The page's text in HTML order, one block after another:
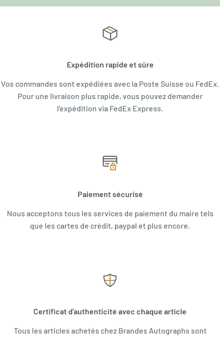
Expédition rapide et sûre
Vos commandes sont expédiées avec la Poste Suisse ou FedEx.
Pour une livraison plus rapide, vous pouvez demander
l'expédition via FedEx Express.
Paiement sécurisé
Nous acceptons tous les services de paiement du maire tels
que les cartes de crédit, paypal et plus encore.
Certificat d'authenticité avec chaque article
Tous les articles achetés chez Brandes Autographs sont